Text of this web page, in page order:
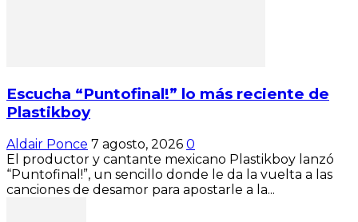
Escucha “Puntofinal!” lo más reciente de
Plastikboy
Aldair Ponce 7 agosto, 2026 0
El productor y cantante mexicano Plastikboy lanzó
“Puntofinal!”, un sencillo donde le da la vuelta a las
canciones de desamor para apostarle a la...